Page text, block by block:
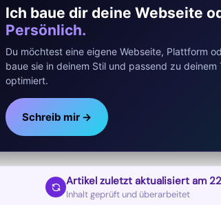
Ich baue dir deine Webseite
Persönlich.
Du möchtest eine eigene Webseite, Plattform
baue sie in deinem Stil und passend zu
optimiert.
Schreib mir →
Artikel zuletzt aktualisiert am
Inhalt geprüft und überarbeitet